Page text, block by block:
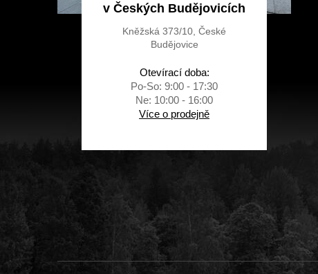
v Českých Budějovicích
Kněžská 373/10, České
Budějovice
Otevírací doba:
Po-So: 9:00 - 17:30
Ne: 10:00 - 16:00
Více o prodejně